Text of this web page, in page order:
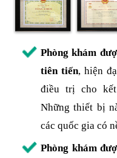
Phòng khám
tiên tiến, hiện
điều trị cho kết
Những thiết bị
các quốc gia có
Phòng khám